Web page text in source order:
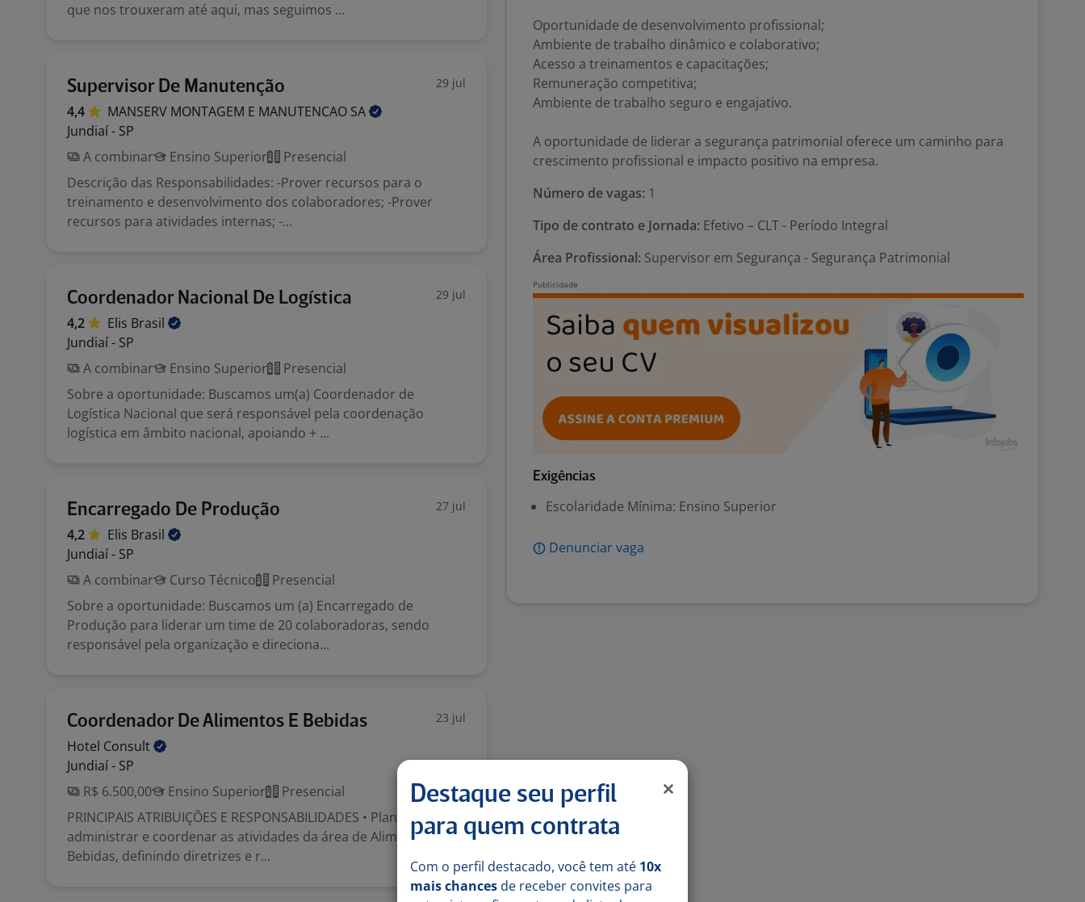
que nos trouxeram até aqui, mas seguimos ...
Supervisor De Manutenção 29 jul
4,4 MANSERV MONTAGEM E MANUTENCAO SA
Jundiaí - SP
A combinar
Ensino Superior
Presencial
Descrição das Responsabilidades: -Prover recursos para o
treinamento e desenvolvimento dos colaboradores; -Prover
recursos para atividades internas; -...
Coordenador Nacional De Logística 29 jul
4,2 Elis Brasil
Jundiaí - SP
A combinar
Ensino Superior
Presencial
Sobre a oportunidade: Buscamos um(a) Coordenador de
Logística Nacional que será responsável pela coordenação
logística em âmbito nacional, apoiando + ...
Encarregado De Produção 27 jul
4,2 Elis Brasil
Jundiaí - SP
A combinar
Curso Técnico
Presencial
Sobre a oportunidade: Buscamos um (a) Encarregado de
Produção para liderar um time de 20 colaboradoras, sendo
responsável pela organização e direciona...
Coordenador De Alimentos E Bebidas 23 jul
Hotel Consult
Jundiaí - SP
R$ 6.500,00
Ensino Superior
Presencial
PRINCIPAIS ATRIBUIÇÕES E RESPONSABILIDADES • Planejar,
administrar e coordenar as atividades da área de Alimentos e
Bebidas, definindo diretrizes e r...
Oportunidade de desenvolvimento profissional;
Ambiente de trabalho dinâmico e colaborativo;
Acesso a treinamentos e capacitações;
Remuneração competitiva;
Ambiente de trabalho seguro e engajativo.
A oportunidade de liderar a segurança patrimonial oferece um caminho para
crescimento profissional e impacto positivo na empresa.
Número de vagas: 1
Tipo de contrato e Jornada: Efetivo – CLT - Período Integral
Área Profissional: Supervisor em Segurança - Segurança Patrimonial
Exigências
Escolaridade Mínima: Ensino Superior
Denunciar vaga
Destaque seu perfil
para quem contrata
Com o perfil destacado, você tem até 10x
mais chances de receber convites para